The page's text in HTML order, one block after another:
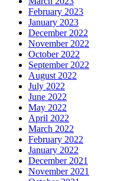
February 2023
January 2023
December 2022
November 2022
October 2022
September 2022
August 2022
July 2022
June 2022
May 2022
April 2022
March 2022
February 2022
January 2022
December 2021
November 2021